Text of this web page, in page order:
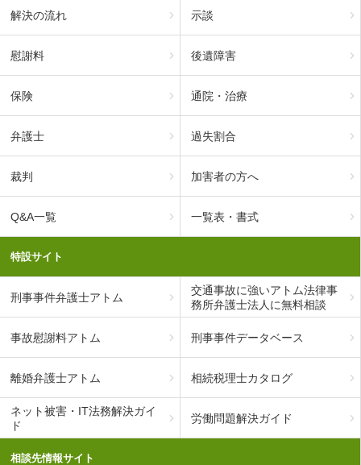
解決の流れ 示談
慰謝料 後遺障害
保険 通院・治療
弁護士 過失割合
裁判 加害者の方へ
Q&A一覧 一覧表・書式
特設サイト
刑事事件弁護士アトム
交通事故に強いアトム法律事
務所弁護士法人に無料相談
事故慰謝料アトム 刑事事件データベース
離婚弁護士アトム 相続税理士カタログ
ネット被害・IT法務解決ガイ
ド
労働問題解決ガイド
相談先情報サイト